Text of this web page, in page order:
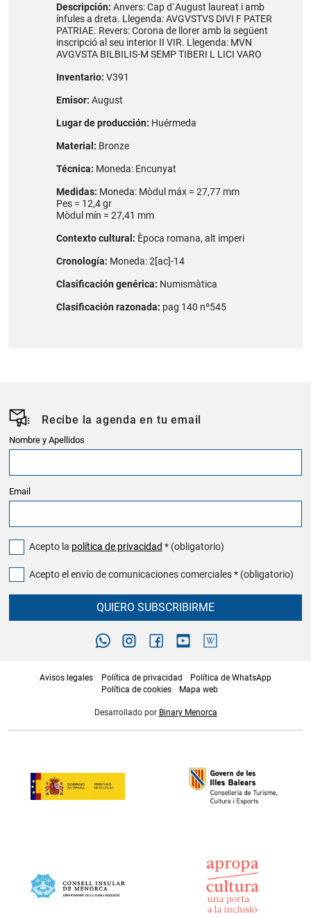
Descripción: Anvers: Cap d´August laureat i amb
ínfules a dreta. Llegenda: AVGVSTVS DIVI F PATER
PATRIAE. Revers: Corona de llorer amb la següent
inscripció al seu interior II VIR. Llegenda: MVN
AVGVSTA BILBILIS-M SEMP TIBERI L LICI VARO
Inventario: V391
Emisor: August
Lugar de producción: Huérmeda
Material: Bronze
Técnica: Moneda: Encunyat
Medidas: Moneda: Mòdul máx = 27,77 mm
Pes = 12,4 gr
Mòdul mín = 27,41 mm
Contexto cultural: Època romana, alt imperi
Cronología: Moneda: 2[ac]-14
Clasificación genérica: Numismàtica
Clasificación razonada: pag 140 nº545
Recibe la agenda en tu email
Nombre y Apellidos
Email
Acepto la política de privacidad * (obligatorio)
Acepto el envío de comunicaciones comerciales * (obligatorio)
QUIERO SUBSCRIBIRME
Avisos legales Política de privacidad
Política de WhatsApp
Política de cookies
Mapa web
Desarrollado por Binary Menorca